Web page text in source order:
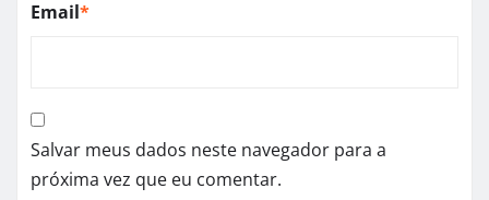
Email*
Salvar meus dados neste navegador para a
próxima vez que eu comentar.